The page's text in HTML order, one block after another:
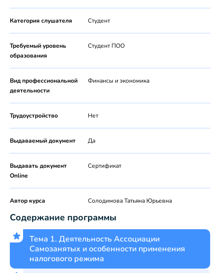
Категория слушателя Студент
Требуемый уровень
образования
Студент ПОО
Вид профессиональной
деятельности
Финансы и экономика
Трудоустройство Нет
Выдаваемый документ Да
Выдавать документ
Online
Сертификат
Автор курса Солодимова Татьяна Юрьевна
Содержание программы
Тема 1. Деятельность Ассоциации
Самозанятых и особенности применения
налогового режима